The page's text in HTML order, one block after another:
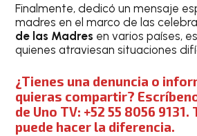
Finalmente, dedicó un mensaje
madres en el marco de las
de las Madres en varios países,
quienes atraviesan situaciones
¿Tienes una denuncia o
quieras compartir?
de Uno TV: +52 55 8056 9131.
puede hacer la diferencia.